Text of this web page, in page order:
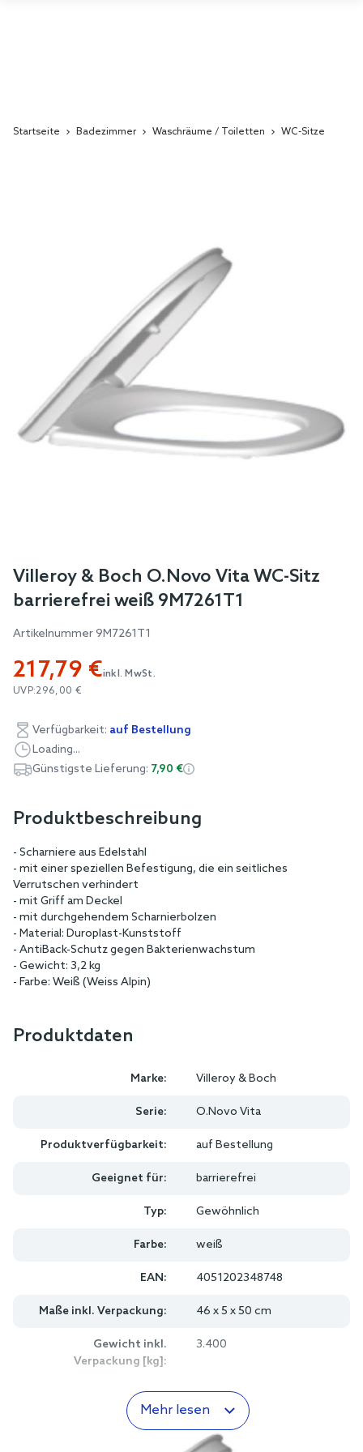
Startseite Badezimmer Waschräume / Toiletten WC-Sitze
Skip
to
beginning
the
images
Villeroy & Boch O.Novo Vita WC-Sitz
barrierefrei weiß 9M7261T1
Artikelnummer 9M7261T1
217,79 €inkl. MwSt.
UVP:296,00 €
Verfügbarkeit: auf Bestellung
Loading...
Günstigste Lieferung: 7,90 €
Produktbeschreibung
- Scharniere aus Edelstahl
- mit einer speziellen Befestigung, die ein seitliches
Verrutschen verhindert
- mit Griff am Deckel
- mit durchgehendem Scharnierbolzen
- Material: Duroplast-Kunststoff
- AntiBack-Schutz gegen Bakterienwachstum
- Gewicht: 3,2 kg
- Farbe: Weiß (Weiss Alpin)
Produktdaten
Marke: Villeroy & Boch
Serie: O.Novo Vita
Produktverfügbarkeit: auf Bestellung
Geeignet für: barrierefrei
Typ: Gewöhnlich
Farbe: weiß
EAN: 4051202348748
Maße inkl. Verpackung: 46 x 5 x 50 cm
Gewicht inkl.
Verpackung [kg]:
3.400
Mehr lesen